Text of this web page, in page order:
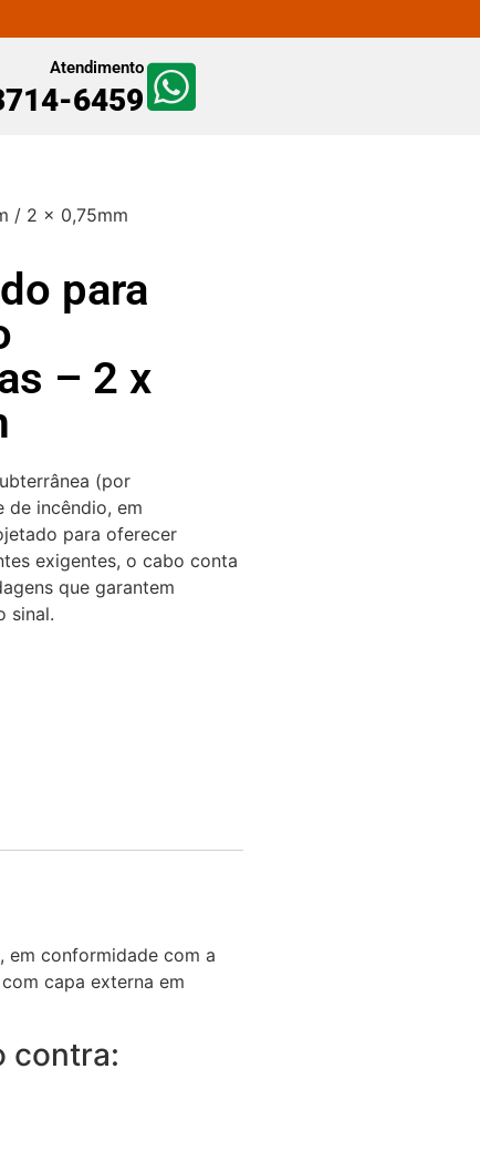
Atendimento
6459
/ 2 x 0,75mm
para
– 2 x
(por
de incêndio, em
para oferecer
exigentes, o cabo conta
que garantem
sinal.
em conformidade com a
capa externa em
contra: